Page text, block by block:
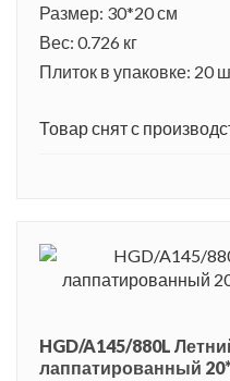
Размер: 30*20 см
Вес: 0.726 кг
Плиток в упаковке: 20
Товар снят с
HGD/A145/880L
лаппатированный